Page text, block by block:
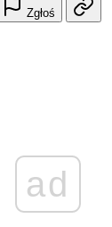
Zgłoś
ad